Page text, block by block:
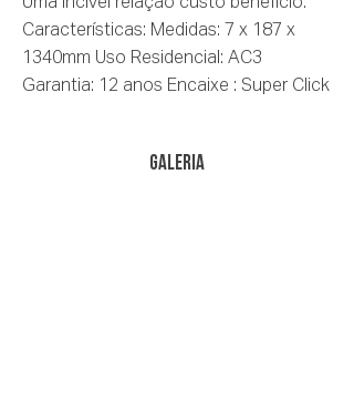
Características: Medidas: 7 x 187 x
1340mm Uso Residencial: AC3
Garantia: 12 anos Encaixe : Super Click
galeria